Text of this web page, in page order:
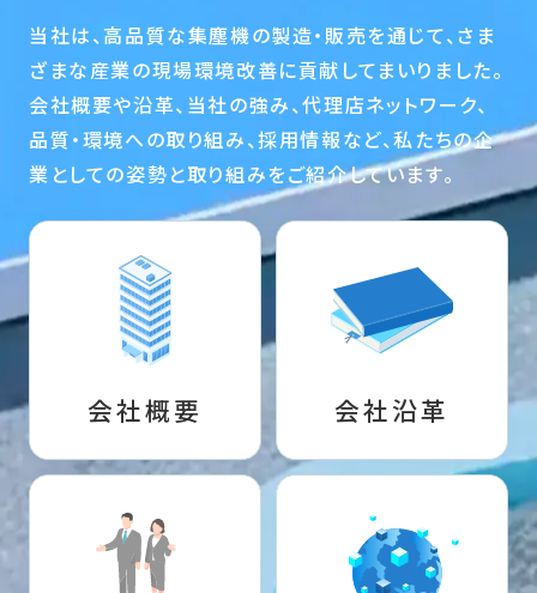
当社は、高品質な集塵機の製造・販売を通じて、さま
ざまな産業の現場環境改善に貢献してまいりました。
会社概要や沿革、当社の強み、代理店ネットワーク、
品質・環境への取り組み、採用情報など、私たちの企
業としての姿勢と取り組みをご紹介しています。
会社概要 会社沿革